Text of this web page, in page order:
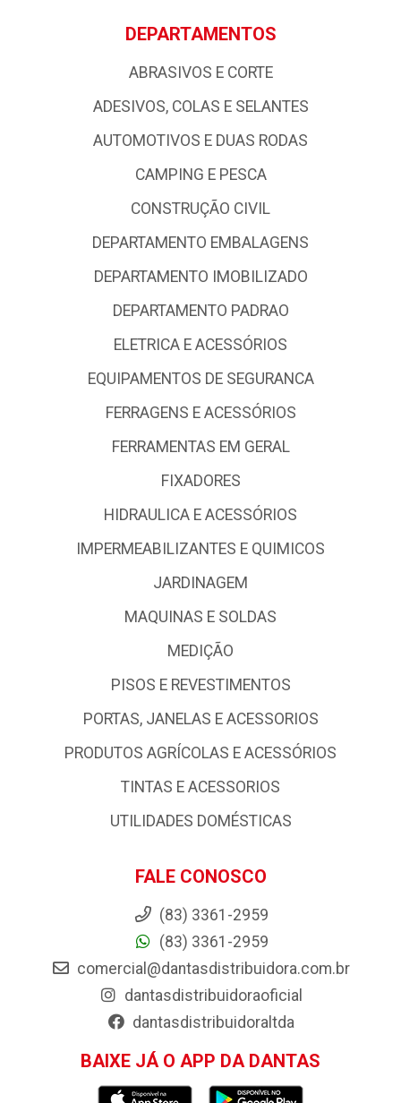
DEPARTAMENTOS
ABRASIVOS E CORTE
ADESIVOS, COLAS E SELANTES
AUTOMOTIVOS E DUAS RODAS
CAMPING E PESCA
CONSTRUÇÃO CIVIL
DEPARTAMENTO EMBALAGENS
DEPARTAMENTO IMOBILIZADO
DEPARTAMENTO PADRAO
ELETRICA E ACESSÓRIOS
EQUIPAMENTOS DE SEGURANCA
FERRAGENS E ACESSÓRIOS
FERRAMENTAS EM GERAL
FIXADORES
HIDRAULICA E ACESSÓRIOS
IMPERMEABILIZANTES E QUIMICOS
JARDINAGEM
MAQUINAS E SOLDAS
MEDIÇÃO
PISOS E REVESTIMENTOS
PORTAS, JANELAS E ACESSORIOS
PRODUTOS AGRÍCOLAS E ACESSÓRIOS
TINTAS E ACESSORIOS
UTILIDADES DOMÉSTICAS
FALE CONOSCO
(83) 3361-2959
(83) 3361-2959
comercial@dantasdistribuidora.com.br
dantasdistribuidoraoficial
dantasdistribuidoraltda
BAIXE JÁ O APP DA DANTAS